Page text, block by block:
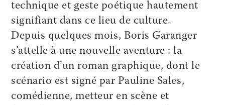
technique et geste poétique hautement
signifiant dans ce lieu de culture.
Depuis quelques mois, Boris Garanger
s’attelle à une nouvelle aventure : la
création d’un roman graphique, dont le
scénario est signé par Pauline Sales,
comédienne, metteur en scène et